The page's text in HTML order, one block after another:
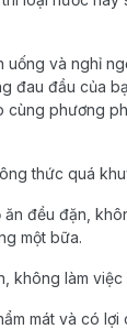
uống và nghỉ
đau đầu của
cùng phương
thức quá
đều đặn,
một bữa.
không làm
mát và có lợi